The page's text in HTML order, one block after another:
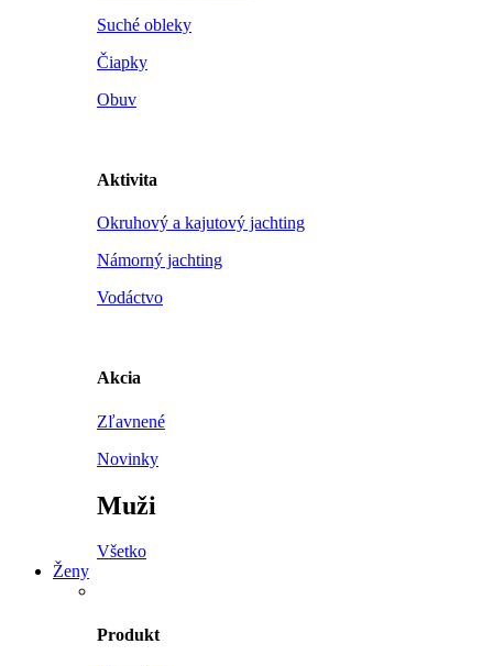
Suché obleky
Čiapky
Obuv
Aktivita
Okruhový a kajutový jachting
Námorný jachting
Vodáctvo
Akcia
Zľavnené
Novinky
Muži
Všetko
Ženy
Produkt